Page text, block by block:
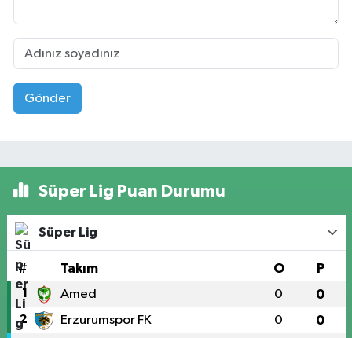
Gönder
Süper Lig Puan Durumu
Süper Lig
# Takım O P
1 Amed 0 0
2 Erzurumspor FK 0 0